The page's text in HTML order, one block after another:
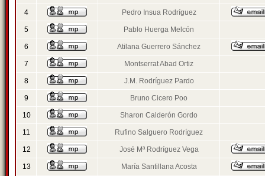
4 Pedro Insua Rodríguez
5 Pablo Huerga Melcón
6 Atilana Guerrero Sánchez
7 Montserrat Abad Ortiz
8 J.M. Rodríguez Pardo
9 Bruno Cicero Poo
10 Sharon Calderón Gordo
11 Rufino Salguero Rodríguez
12 José Mª Rodríguez Vega
13 María Santillana Acosta